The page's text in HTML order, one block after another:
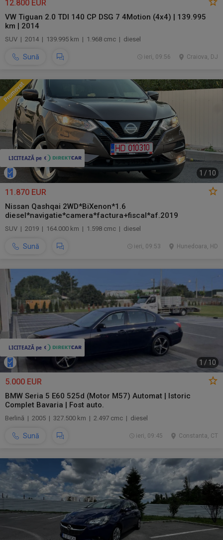
12.800 EUR
VW Tiguan 2.0 TDI 140 CP DSG 7 4Motion (4x4) | 139.995
km | 2014
SUV | 2014 | 139.995 km | 1.968 cmc | diesel
Sună Craiova, DJ
ieri, 09:56
1 / 10
11.870 EUR
Nissan Qashqai 2WD*BiXenon*1.6
diesel*navigatie*camera*factura+fiscal*af.2019
SUV | 2019 | 164.000 km | 1.598 cmc | diesel
Sună Hunedoara, HD
ieri, 09:53
1 / 10
5.000 EUR
BMW Seria 5 E60 525d (Motor M57) Automat | Istoric
Complet Bavaria | Fost auto.
Berlină | 2005 | 327.500 km | 2.497 cmc | diesel
Sună Constanta, CT
ieri, 09:45